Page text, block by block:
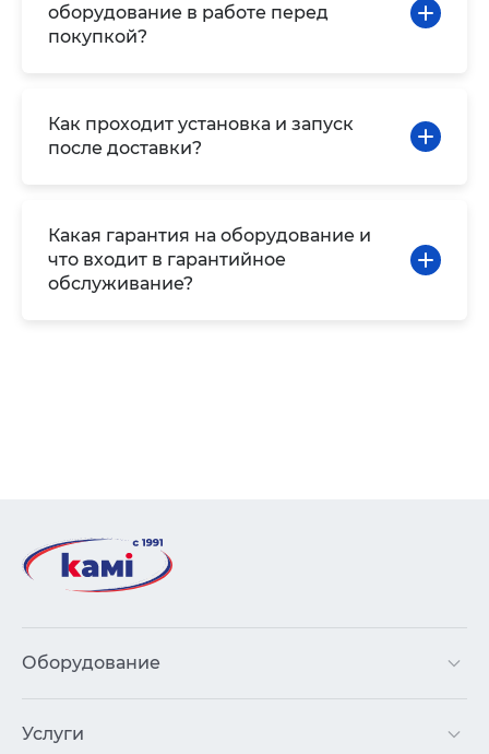
оборудование в работе перед
покупкой?
Как проходит установка и запуск
после доставки?
Какая гарантия на оборудование и
что входит в гарантийное
обслуживание?
Оборудование
Услуги